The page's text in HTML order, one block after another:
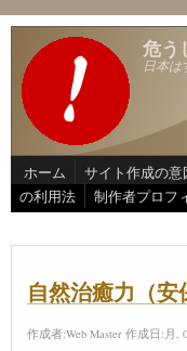
メインコンテンツに移動
危う
日本は
ホーム サイト作成の意
の利用法
制作者プロフ
自然治癒力（安
作成者:Web Master 作成日:月,